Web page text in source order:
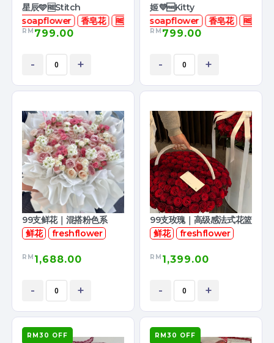
星辰🩵🆓Stitch
soapflower
香皂花 🆓娃娃
RM 799.00
- +
姬💜🆓Kitty
soapflower
香皂花 🆓娃娃
RM 799.00
- +
99支鲜花｜混搭粉色系
鲜花
freshflower
RM 1,688.00
- +
99支玫瑰｜高级感法式花篮
鲜花
freshflower
RM 1,399.00
- +
RM30 OFF RM30 OFF